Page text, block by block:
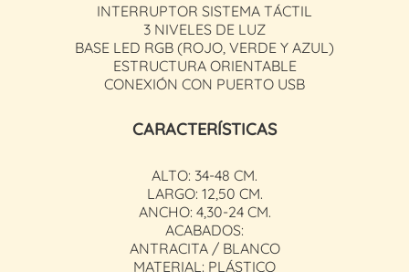
INTERRUPTOR SISTEMA TÁCTIL
3 NIVELES DE LUZ
BASE LED RGB (ROJO, VERDE Y AZUL)
ESTRUCTURA ORIENTABLE
CONEXIÓN CON PUERTO USB
CARACTERÍSTICAS
ALTO: 34-48 CM.
LARGO: 12,50 CM.
ANCHO: 4,30-24 CM.
ACABADOS:
ANTRACITA / BLANCO
MATERIAL: PLÁSTICO